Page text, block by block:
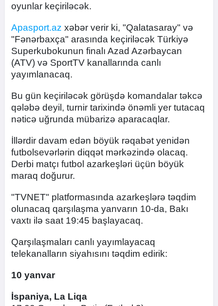
oyunlar keçiriləcək.
Apasport.az xəbər verir ki, "Qalatasaray" və
"Fənərbaxça" arasında keçiriləcək Türkiyə
Superkubokunun finalı Azad Azərbaycan
(ATV) və SportTV kanallarında canlı
yayımlanacaq.
Bu gün keçiriləcək görüşdə komandalar təkcə
qələbə deyil, turnir tarixində önəmli yer tutacaq
nəticə uğrunda mübarizə aparacaqlar.
İllərdir davam edən böyük rəqabət yenidən
futbolsevərlərin diqqət mərkəzində olacaq.
Derbi matçı futbol azarkeşləri üçün böyük
maraq doğurur.
"TVNET" platformasında azarkeşlərə təqdim
olunacaq qarşılaşma yanvarın 10-da, Bakı
vaxtı ilə saat 19:45 başlayacaq.
Qarşılaşmaları canlı yayımlayacaq
telekanalların siyahısını təqdim edirik:
10 yanvar
İspaniya, La Liqa